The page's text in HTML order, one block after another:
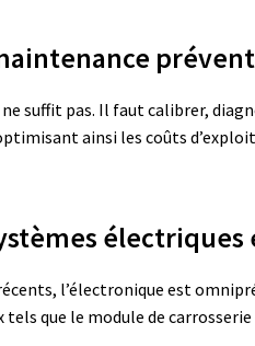
suffit pas. Il faut calibrer,
ainsi les coûts
l’électronique est
que le module de